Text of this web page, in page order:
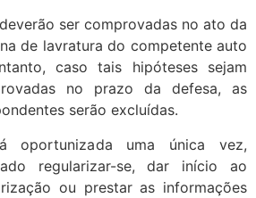
ser comprovadas no ato da
de lavratura do competente auto
caso tais hipóteses sejam
no prazo da defesa, as
serão excluídas.
oportunizada uma única vez,
regularizar-se, dar início ao
ou prestar as informações